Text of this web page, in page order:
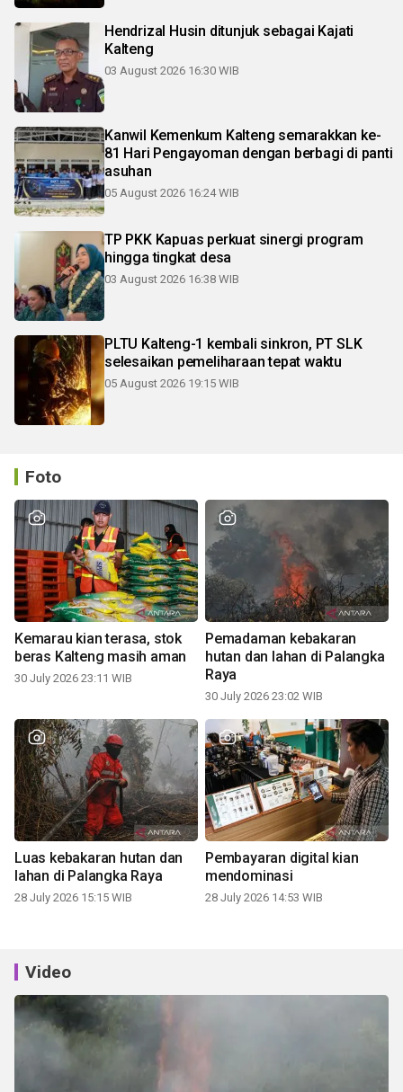
Hendrizal Husin ditunjuk sebagai Kajati
Kalteng
03 August 2026 16:30 WIB
Kanwil Kemenkum Kalteng semarakkan ke-
81 Hari Pengayoman dengan berbagi di panti
asuhan
05 August 2026 16:24 WIB
TP PKK Kapuas perkuat sinergi program
hingga tingkat desa
03 August 2026 16:38 WIB
PLTU Kalteng-1 kembali sinkron, PT SLK
selesaikan pemeliharaan tepat waktu
05 August 2026 19:15 WIB
Foto
Kemarau kian terasa, stok
beras Kalteng masih aman
30 July 2026 23:11 WIB
Pemadaman kebakaran
hutan dan lahan di Palangka
Raya
30 July 2026 23:02 WIB
Luas kebakaran hutan dan
lahan di Palangka Raya
28 July 2026 15:15 WIB
Pembayaran digital kian
mendominasi
28 July 2026 14:53 WIB
Video